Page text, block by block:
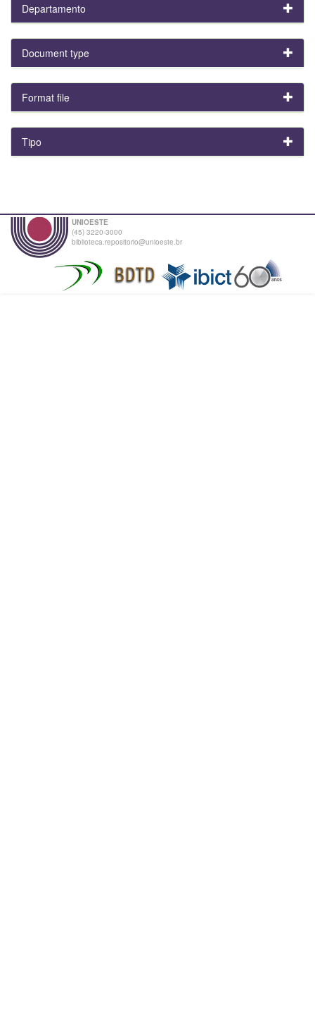
Departamento
Document type
Format file
Tipo
UNIOESTE
(45) 3220-3000
biblioteca.repositorio@unioeste.br